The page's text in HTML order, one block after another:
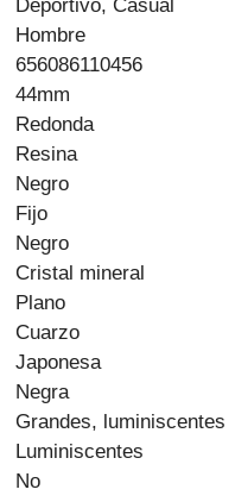
Deportivo, Casual
Hombre
656086110456
44mm
Redonda
Resina
Negro
Fijo
Negro
Cristal mineral
Plano
Cuarzo
Japonesa
Negra
Grandes, luminiscentes
Luminiscentes
No